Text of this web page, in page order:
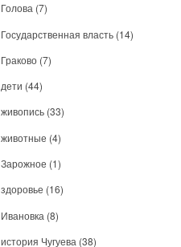
Голова (7)
Государственная власть (14)
Граково (7)
дети (44)
живопись (33)
животные (4)
Зарожное (1)
здоровье (16)
Ивановка (8)
история Чугуева (38)